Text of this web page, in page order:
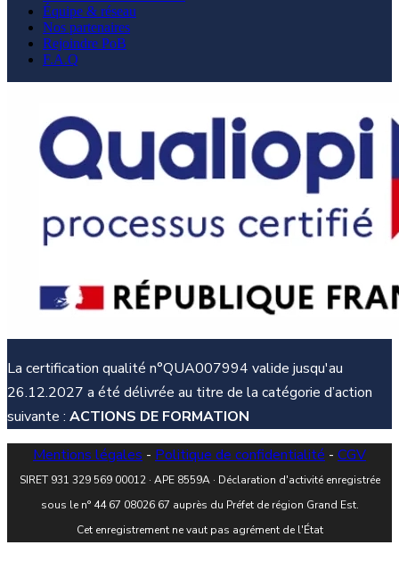
Équipe & réseau
Nos partenaires
Rejoindre PoB
F.A.Q
La certification qualité n°QUA007994 valide jusqu'au
26.12.2027 a été délivrée au titre de la catégorie d’action
suivante : ACTIONS DE FORMATION
Mentions légales - Politique de confidentialité - CGV
SIRET 931 329 569 00012 · APE 8559A · Déclaration d'activité enregistrée
sous le n° 44 67 08026 67 auprès du Préfet de région Grand Est.
Cet enregistrement ne vaut pas agrément de l'État